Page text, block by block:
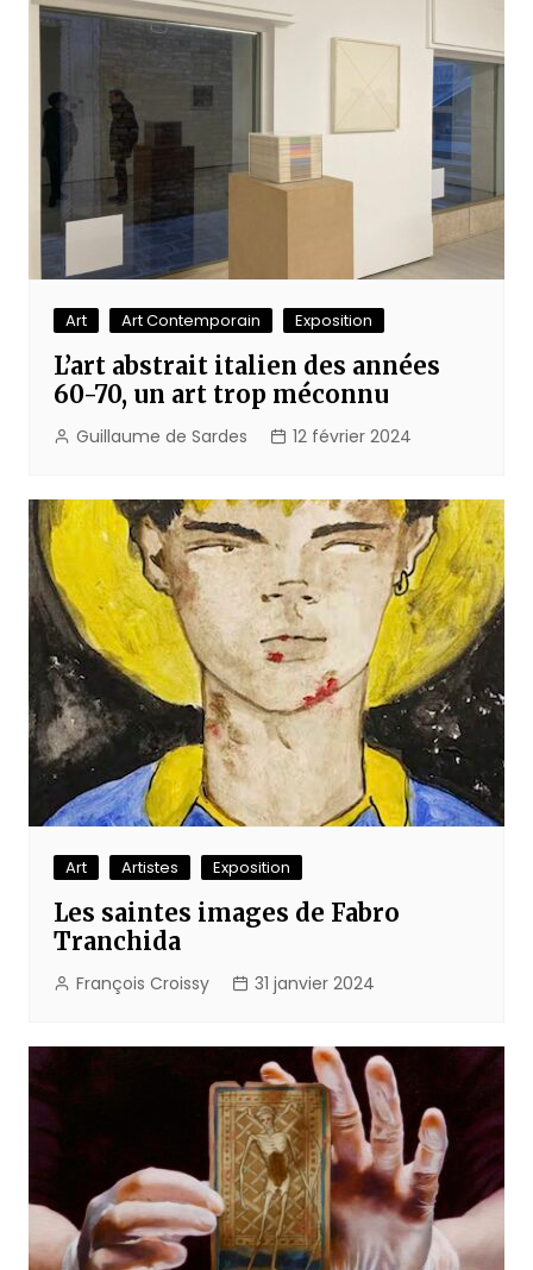
Art Art Contemporain Exposition
L’art abstrait italien des années
60-70, un art trop méconnu
Guillaume de Sardes 12 février 2024
Art Artistes Exposition
Les saintes images de Fabro
Tranchida
François Croissy 31 janvier 2024